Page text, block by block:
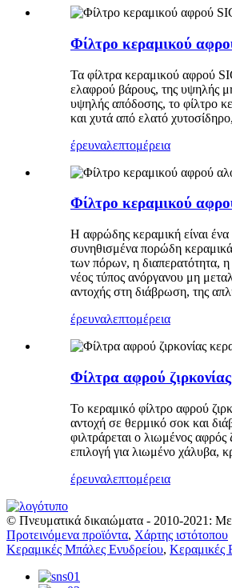
Φίλτρο κεραμικού
Τα φίλτρα κεραμικού αφρού
ελαφρού βάρους, της υψηλής
υψηλής απόδοσης, το φίλτρο
και χυτά από ελατό
έρευναλεπτομέρεια
Φίλτρο κεραμικού
Η αφρώδης κεραμική είναι
συνηθισμένα πορώδη
των πόρων, η διαπερατότητα, η
νέος τύπος ανόργανου μη
αντοχής στη διάβρωση, της
έρευναλεπτομέρεια
Φίλτρα αφρού
Το κεραμικό φίλτρο αφρού
αντοχή σε θερμικό σοκ και
φιλτράρεται ο λιωμένος
επιλογή για λιωμένο χάλυβα,
έρευναλεπτομέρεια
© Πνευματικά δικαιώματα - 2010-2021: Με
Προτεινόμενα προϊόντα, Χάρτης ιστότοπου
Κεραμικές Μπάλες Ενυδρείου, Κεραμικές